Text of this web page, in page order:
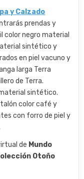
y Calzado
prendas y
color negro material
sintético y
en piel vacuno y
larga Terra
de Terra.
sintético.
color café y
con forro de piel y
de Mundo
Otoño